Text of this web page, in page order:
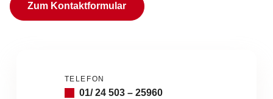
Zum Kontaktformular
TELEFON
01/ 24 503 – 25960